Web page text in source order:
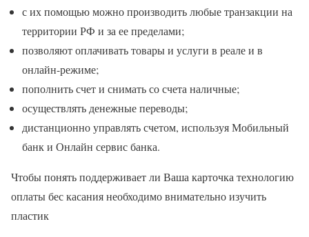
с их помощью можно производить любые транзакции на
территории РФ и за ее пределами;
позволяют оплачивать товары и услуги в реале и в
онлайн-режиме;
пополнить счет и снимать со счета наличные;
осуществлять денежные переводы;
дистанционно управлять счетом, используя Мобильный
банк и Онлайн сервис банка.
Чтобы понять поддерживает ли Ваша карточка технологию
оплаты бес касания необходимо внимательно изучить
пластик